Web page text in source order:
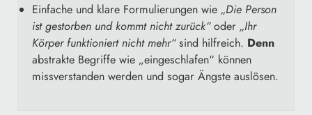
Einfache und klare Formulierungen wie „Die Person
ist gestorben und kommt nicht zurück“oder „Ihr
Körper funktioniert nicht mehr“sind hilfreich. Denn
abstrakte Begriffe wie „eingeschlafen“ können
missverstanden werden und sogar Ängste auslösen.